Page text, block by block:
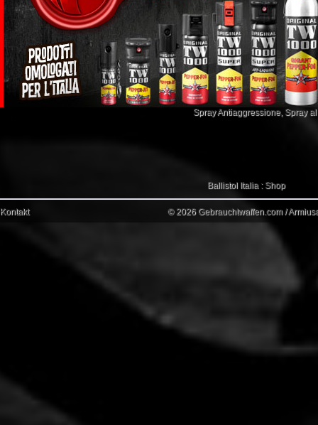
Spray Antiaggressione, Spray
Ballistol Italia : Shop
Kontakt © 2026 Gebrauchtwaffen.com /